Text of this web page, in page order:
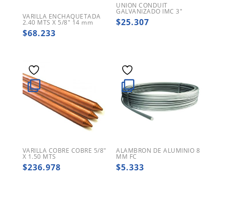
VARILLA ENCHAQUETADA
2.40 MTS X 5/8″ 14 mm
$68.233
UNION CONDUIT
GALVANIZADO IMC 3″
$25.307
VARILLA COBRE COBRE 5/8″
X 1.50 MTS
$236.978
ALAMBRON DE ALUMINIO 8
MM FC
$5.333